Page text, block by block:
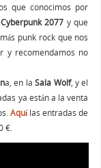
que conocimos por
Cyberpunk 2077 y que
punk rock que nos
y recomendamos no
a, en la Sala Wolf, y el
ya están a la venta
Aquílas entradas de
€.